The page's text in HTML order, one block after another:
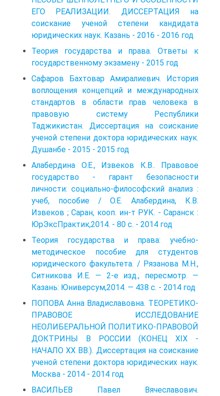
ЕГО РЕАЛИЗАЦИИ. ДИССЕРТАЦИЯ на
соискание ученой степени кандидата
юридических наук. Казань - 2016 - 2016 год
Теория государства и права. Ответы к
государственному экзамену - 2015 год
Сафаров Бахтовар Амиралиевич. История
воплощения концепций и международных
стандартов в области прав человека в
правовую систему Республики
Таджикистан. Диссертация на соискание
ученой степени доктора юридических наук.
Душанбе - 2015 - 2015 год
Алабердина О.Е., Извеков К.В.. Правовое
государство - гарант безопасности
личности: социально-философский анализ :
учеб, пособие / О.Е. Алабердина, К.В.
Извеков ; Саран, кооп. ин-т РУК. - Саранск :
ЮрЭксПрактик,2014. - 80 с. - 2014 год
Теория государства и права: учебно-
методическое пособие для сту­дентов
юридического факультета. / Рязанова М.Н.,
Ситникова И.Е. — 2-е изд., пересмотр. —
Казань: Юниверсум,2014. — 438 с. - 2014 год
ПОПОВА Анна Владиславовна. ТЕОРЕТИКО-
ПРАВОВОЕ ИССЛЕДОВАНИЕ
НЕОЛИБЕРАЛЬНОЙ ПОЛИТИКО-ПРАВОВОЙ
ДОКТРИНЫ В РОССИИ (КОНЕЦ XIX -
НАЧАЛО XX BB.). Диссертация на соискание
ученой степени доктора юридических наук.
Москва - 2014 - 2014 год
ВАСИЛЬЕВ Павел Вячеславович.